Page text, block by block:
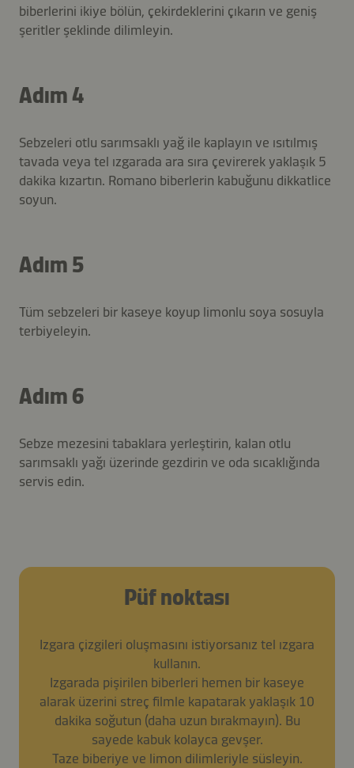
biberlerini ikiye bölün, çekirdeklerini çıkarın ve geniş
şeritler şeklinde dilimleyin.
Adım 4
Sebzeleri otlu sarımsaklı yağ ile kaplayın ve ısıtılmış
tavada veya tel ızgarada ara sıra çevirerek yaklaşık 5
dakika kızartın. Romano biberlerin kabuğunu dikkatlice
soyun.
Adım 5
Tüm sebzeleri bir kaseye koyup limonlu soya sosuyla
terbiyeleyin.
Adım 6
Sebze mezesini tabaklara yerleştirin, kalan otlu
sarımsaklı yağı üzerinde gezdirin ve oda sıcaklığında
servis edin.
Püf noktası
Izgara çizgileri oluşmasını istiyorsanız tel ızgara
kullanın.
Izgarada pişirilen biberleri hemen bir kaseye
alarak üzerini streç filmle kapatarak yaklaşık 10
dakika soğutun (daha uzun bırakmayın). Bu
sayede kabuk kolayca gevşer.
Taze biberiye ve limon dilimleriyle süsleyin.